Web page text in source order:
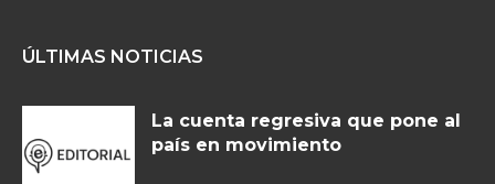
ÚLTIMAS NOTICIAS
La cuenta regresiva que pone al
país en movimiento